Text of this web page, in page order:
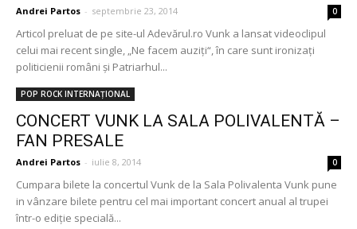
Andrei Partos - septembrie 23, 2014 0
Articol preluat de pe site-ul Adevărul.ro Vunk a lansat videoclipul
celui mai recent single, „Ne facem auziţi“, în care sunt ironizaţi
politicienii români şi Patriarhul...
POP ROCK INTERNAȚIONAL
CONCERT VUNK LA SALA POLIVALENTĂ –
FAN PRESALE
Andrei Partos - iulie 8, 2014 0
Cumpara bilete la concertul Vunk de la Sala Polivalenta Vunk pune
in vânzare bilete pentru cel mai important concert anual al trupei
într-o ediție specială...